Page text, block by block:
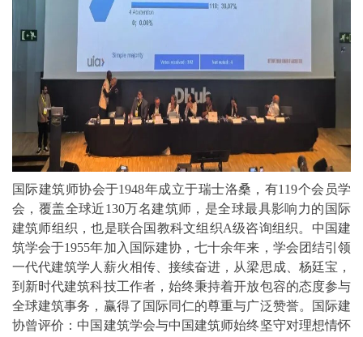
国际建筑师协会于1948年成立于瑞士洛桑，有119个会员学
会，覆盖全球近130万名建筑师，是全球最具影响力的国际
建筑师组织，也是联合国教科文组织A级咨询组织。中国建
筑学会于1955年加入国际建协，七十余年来，学会团结引领
一代代建筑学人薪火相传、接续奋进，从梁思成、杨廷宝，
到新时代建筑科技工作者，始终秉持着开放包容的态度参与
全球建筑事务，赢得了国际同仁的尊重与广泛赞誉。国际建
协曾评价：中国建筑学会与中国建筑师始终坚守对理想情怀